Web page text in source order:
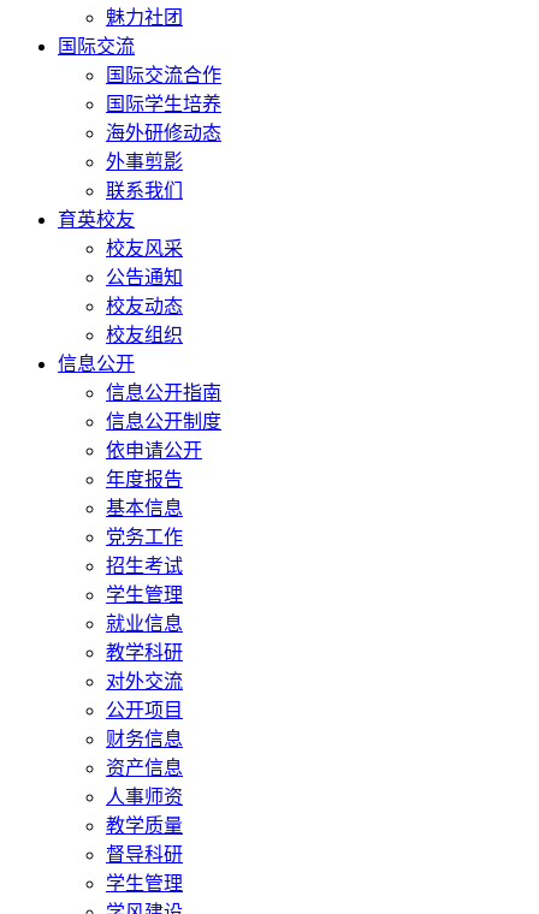
魅力社团
国际交流
国际交流合作
国际学生培养
海外研修动态
外事剪影
联系我们
育英校友
校友风采
公告通知
校友动态
校友组织
信息公开
信息公开指南
信息公开制度
依申请公开
年度报告
基本信息
党务工作
招生考试
学生管理
就业信息
教学科研
对外交流
公开项目
财务信息
资产信息
人事师资
教学质量
督导科研
学生管理